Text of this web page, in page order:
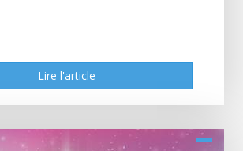
Lire l'article